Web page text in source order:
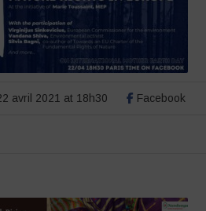
avril 2021 at 18h30 Facebook